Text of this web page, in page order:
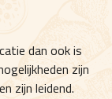
dan ook is
zijn
zijn leidend.